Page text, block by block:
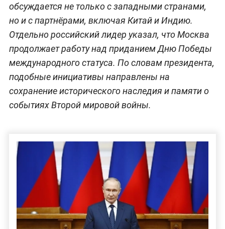
обсуждается не только с западными странами,
но и с партнёрами, включая Китай и Индию.
Отдельно российский лидер указал, что Москва
продолжает работу над приданием Дню Победы
международного статуса. По словам президента,
подобные инициативы направлены на
сохранение исторического наследия и памяти о
событиях Второй мировой войны.